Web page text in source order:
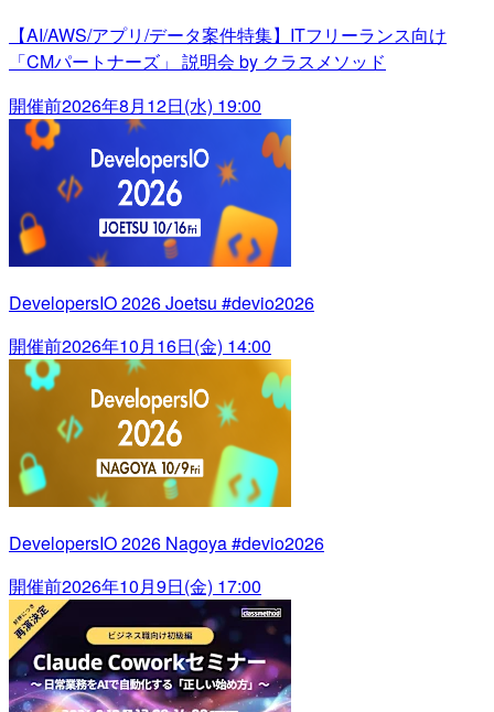
【AI/AWS/アプリ/データ案件特集】ITフリーランス向け
「CMパートナーズ」 説明会 by クラスメソッド
開催前2026年8月12日(水) 19:00
DevelopersIO 2026 Joetsu #devio2026
開催前2026年10月16日(金) 14:00
DevelopersIO 2026 Nagoya #devio2026
開催前2026年10月9日(金) 17:00